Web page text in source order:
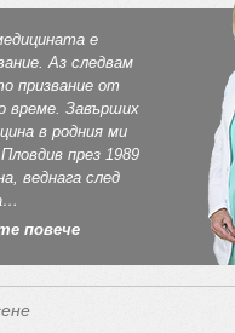
е
Аз следвам
призвание от
време. Завърших
в родния ми
през 1989
веднага след
повече